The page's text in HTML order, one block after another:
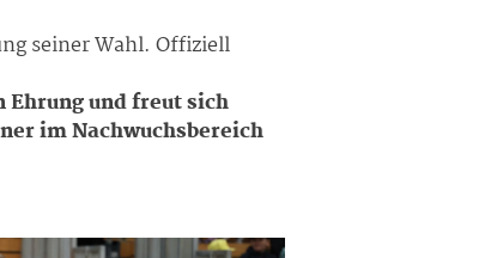
seiner Wahl. Offiziell
und freut sich
im Nachwuchsbereich